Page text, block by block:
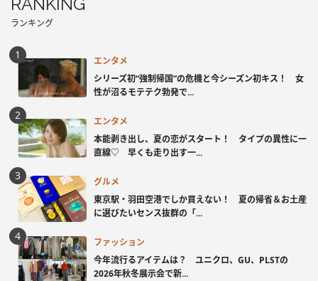
ランキング
エンタメ
シリーズ初“強制帰国”の危機と今シーズン初キス！ 女
性が沼るモテテク勃発で...
エンタメ
本能剥き出し、夏の恋がスタート！ タイプの異性に一
直線♡ 早くも走り出す一...
グルメ
東京駅・羽田空港でしか買えない！ 夏の帰省＆お土産
に選びたいセンス抜群の「...
ファッション
今年流行るアイテムは？ ユニクロ、GU、PLSTの
2026年秋冬展示会で新...